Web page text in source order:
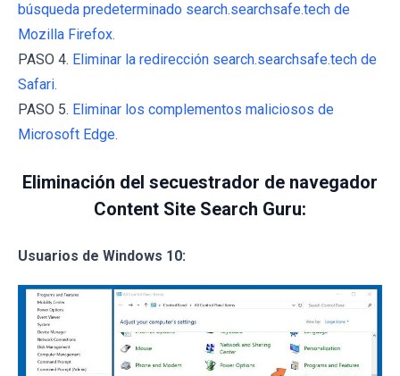
búsqueda predeterminado search.searchsafe.tech de
Mozilla Firefox.
PASO 4. Eliminar la redirección search.searchsafe.tech de
Safari.
PASO 5. Eliminar los complementos maliciosos de
Microsoft Edge.
Eliminación del secuestrador de navegador
Content Site Search Guru:
Usuarios de Windows 10: